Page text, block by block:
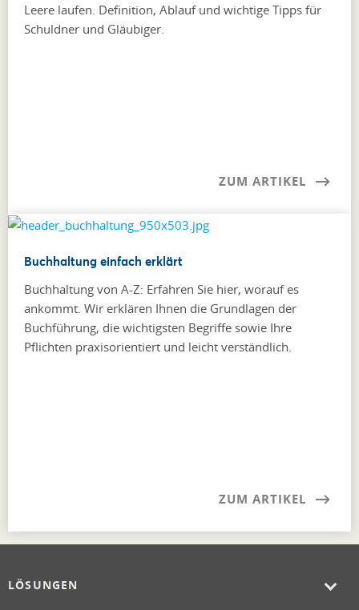
Leere laufen. Definition, Ablauf und wichtige Tipps für
Schuldner und Gläubiger.
ZUM ARTIKEL
Buchhaltung einfach erklärt
Buchhaltung von A-Z: Erfahren Sie hier, worauf es
ankommt. Wir erklären Ihnen die Grundlagen der
Buchführung, die wichtigsten Begriffe sowie Ihre
Pflichten praxisorientiert und leicht verständlich.
ZUM ARTIKEL
LÖSUNGEN